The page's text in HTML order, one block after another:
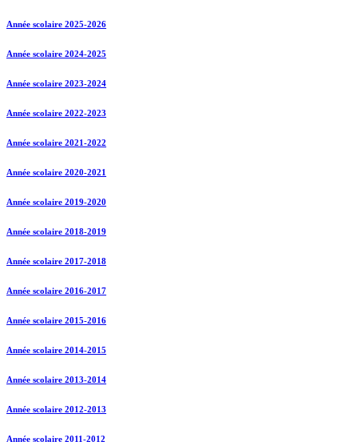
Année scolaire 2025-2026
Année scolaire 2024-2025
Année scolaire 2023-2024
Année scolaire 2022-2023
Année scolaire 2021-2022
Année scolaire 2020-2021
Année scolaire 2019-2020
Année scolaire 2018-2019
Année scolaire 2017-2018
Année scolaire 2016-2017
Année scolaire 2015-2016
Année scolaire 2014-2015
Année scolaire 2013-2014
Année scolaire 2012-2013
Année scolaire 2011-2012